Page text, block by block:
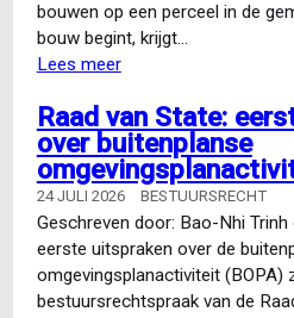
bouwen op een perceel in de
bouw begint, krijgt…
Lees meerover
A-
G
Snijders:
dispositieschade
en
de
‘derde
stap’
Raad van State:
over buitenplanse
24 JULI 2026 BESTUURSRECHT
Geschreven door: Bao-Nhi
eerste uitspraken over de
omgevingsplanactiviteit (BOPA)
bestuursrechtspraak van de